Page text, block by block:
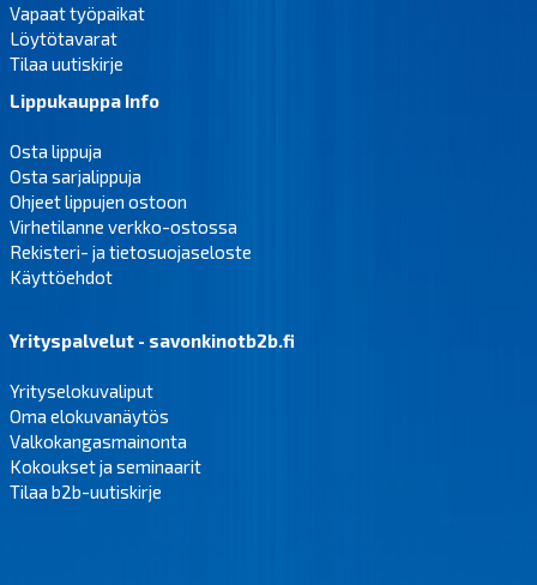
Vapaat työpaikat
Löytötavarat
Tilaa uutiskirje
Lippukauppa Info
Osta lippuja
Osta sarjalippuja
Ohjeet lippujen ostoon
Virhetilanne verkko-ostossa
Rekisteri- ja tietosuojaseloste
Käyttöehdot
Yrityspalvelut - savonkinotb2b.fi
Yrityselokuvaliput
Oma elokuvanäytös
Valkokangasmainonta
Kokoukset ja seminaarit
Tilaa b2b-uutiskirje